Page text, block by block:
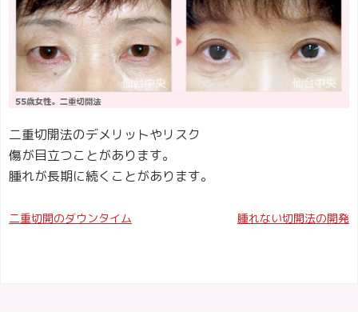
二重切開法のデメリットやリスク
傷が目立つことがあります。
腫れが長期に続くことがあります。
投
二重切開のダウンタイム 腫れない切開法の開発